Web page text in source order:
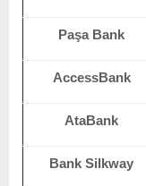
Paşa Bank
AccessBank
AtaBank
Bank Silkway